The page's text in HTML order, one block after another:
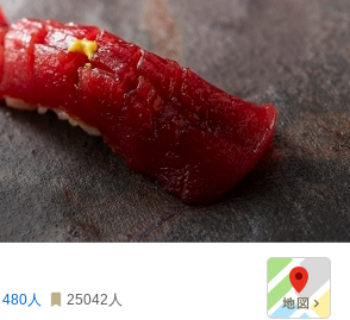
480人 25042 人